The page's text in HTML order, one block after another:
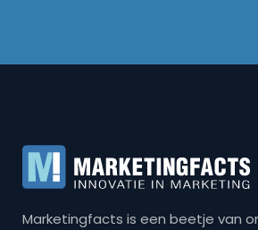
Marketingfacts is een beetje van